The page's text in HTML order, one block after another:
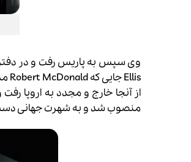
منصوب شد و به شهرت جهانی دست